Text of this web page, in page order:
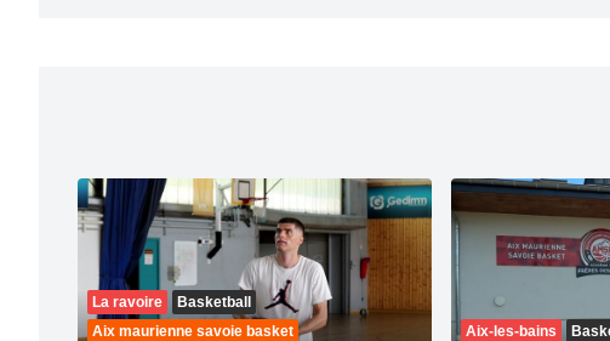
La ravoire
Basketball
Aix maurienne savoie basket
Aix-les-bains